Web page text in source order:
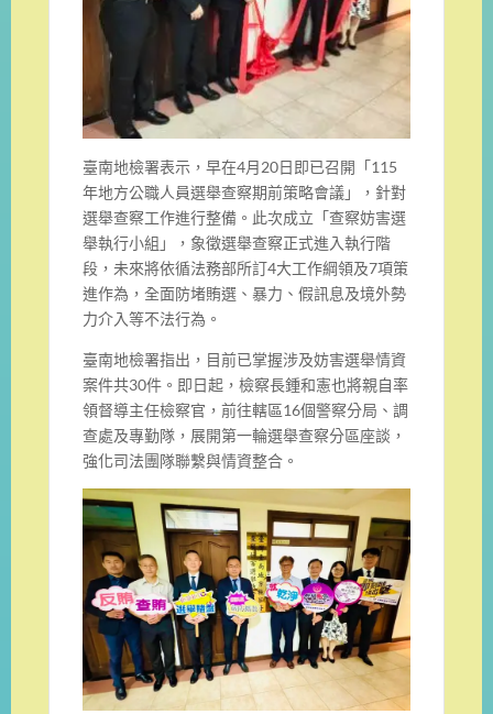
臺南地檢署表示，早在4月20日即已召開「115
年地方公職人員選舉查察期前策略會議」，針對
選舉查察工作進行整備。此次成立「查察妨害選
舉執行小組」，象徵選舉查察正式進入執行階
段，未來將依循法務部所訂4大工作綱領及7項策
進作為，全面防堵賄選、暴力、假訊息及境外勢
力介入等不法行為。
臺南地檢署指出，目前已掌握涉及妨害選舉情資
案件共30件。即日起，檢察長鍾和憲也將親自率
領督導主任檢察官，前往轄區16個警察分局、調
查處及專勤隊，展開第一輪選舉查察分區座談，
強化司法團隊聯繫與情資整合。